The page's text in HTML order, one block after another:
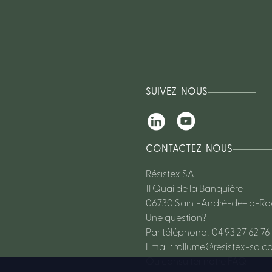
SUIVEZ-NOUS
CONTACTEZ-NOUS
Résistex SA
11 Quai de la Banquière
06730 Saint-André-de-la-
Une question?
Par téléphone : 04 93 27 62 76
Email : rallume@resistex-